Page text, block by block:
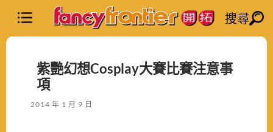
搜尋
紫艷幻想Cosplay大賽比賽注意事
項
2014 年 1 月 9 日